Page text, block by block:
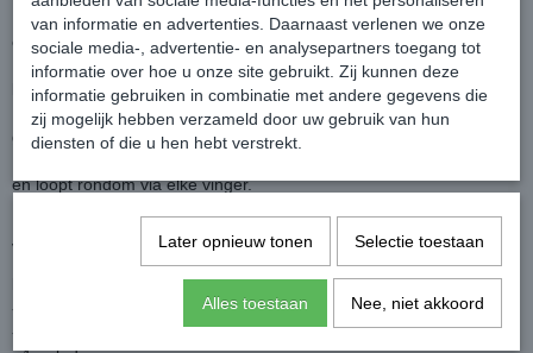
De Spark handschoen heeft een handige knop die de batterijstatus
en het huidige energieniveau aangeeft.
Er zijn vier verschillende intensiteitsniveaus die met één druk op de
knop met 20% kunnen worden aangepast.
Elk niveau wordt in een eigen kleur aangegeven, zodat je
gemakkelijk kunt zien of de hitte aan staat.
en loopt rondom via elke vinger.
De handschoenen zijn niet bedoeld om mee te rijden, maar wel
voor werk in en om de stal, op de fiets, tijdens wandelingen etc.
Inhoud Macna Spark Kit:
- 2 Spark handschoenen
- 2 accu's 7,4 Volt
van informatie en advertenties. Daarnaast verlenen we onze
sociale media-, advertentie- en analysepartners toegang tot
informatie over hoe u onze site gebruikt. Zij kunnen deze
informatie gebruiken in combinatie met andere gegevens die
zij mogelijk hebben verzameld door uw gebruik van hun
diensten of die u hen hebt verstrekt.
Later opnieuw tonen Selectie toestaan
Alles toestaan Nee, niet akkoord